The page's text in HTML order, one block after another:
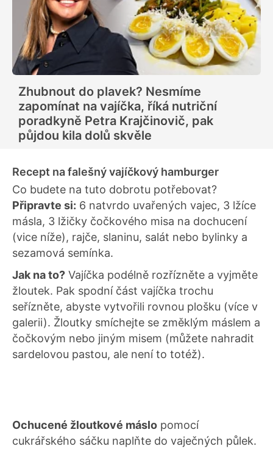
Zhubnout do plavek? Nesmíme
zapomínat na vajíčka, říká nutriční
poradkyně Petra Krajčinovič, pak
půjdou kila dolů skvěle
Recept na falešný vajíčkový hamburger
Co budete na tuto dobrotu potřebovat?
Připravte si: 6 natvrdo uvařených vajec, 3 lžíce
másla, 3 lžičky čočkového misa na dochucení
(vice níže), rajče, slaninu, salát nebo bylinky a
sezamová semínka.
Jak na to? Vajíčka podélně rozřízněte a vyjměte
žloutek. Pak spodní část vajíčka trochu
seřízněte, abyste vytvořili rovnou plošku (více v
galerii). Žloutky smíchejte se změklým máslem a
čočkovým nebo jiným misem (můžete nahradit
sardelovou pastou, ale není to totéž).
Ochucené žloutkové máslo pomocí
cukrářského sáčku naplňte do vaječných půlek.